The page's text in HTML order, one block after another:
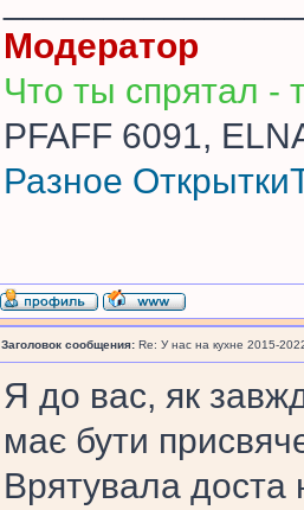
Модератор
Что ты спрятал -
PFAFF 6091,
Разное Открытки
Заголовок сообщения: Re: У нас на кухне 2015-
Я до вас, як
має бути
Врятувала доста